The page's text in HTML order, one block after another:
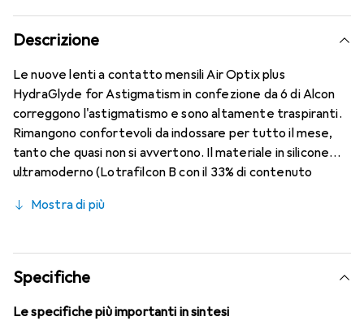
Descrizione
Le nuove lenti a contatto mensili Air Optix plus
HydraGlyde for Astigmatism in confezione da 6 di Alcon
correggono l'astigmatismo e sono altamente traspiranti.
Rimangono confortevoli da indossare per tutto il mese,
tanto che quasi non si avvertono. Il materiale in silicone
ultramoderno (Lotrafilcon B con il 33% di contenuto
Moisture Matrix e la nota tecnologia SmartShield,
conosci. Comfort e assenza di fastidi per tutto il giorno
con queste lenti mensili.
Mostra di più
Specifiche
Le specifiche più importanti in sintesi